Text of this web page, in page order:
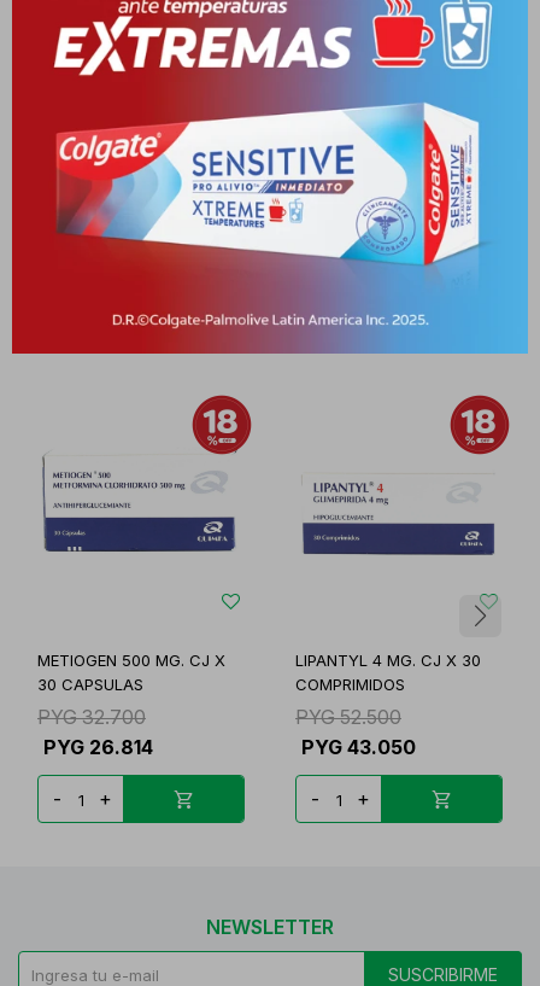
Descripción
INDICACIONES ESTÁ INDICADO EN COMBINACIÓN CON UNA DIETA
CONTROLADA EN: DIABETES NO INSULINODEPENDIENTE TIPO II
(DMNID): DIABÉTIC
Productos que te pueden interesar
METIOGEN 500 MG. CJ X
30 CAPSULAS
PYG 32.700
PYG 26.814
- +
LIPANTYL 4 MG. CJ X 30
COMPRIMIDOS
PYG 52.500
PYG 43.050
- +
NEWSLETTER
SUSCRIBIRME